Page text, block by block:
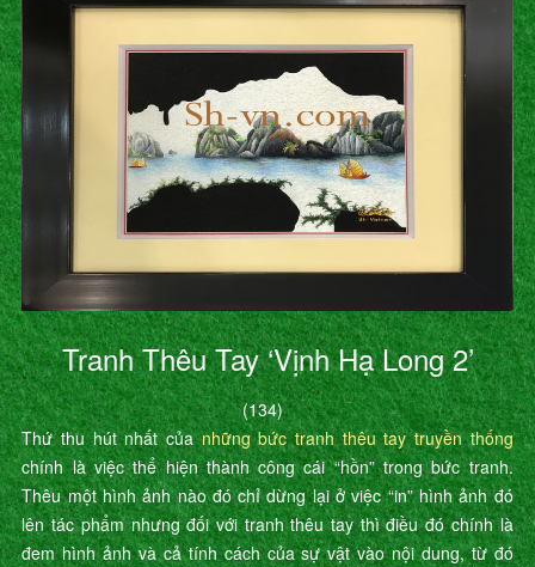
Tranh Thêu Tay ‘Vịnh Hạ Long 2’
(134)
Thứ thu hút nhất của những bức tranh thêu tay truyền thống
chính là việc thể hiện thành công cái “hồn” trong bức tranh.
Thêu một hình ảnh nào đó chỉ dừng lại ở việc “in” hình ảnh đó
lên tác phẩm nhưng đối với tranh thêu tay thì điều đó chính là
đem hình ảnh và cả tính cách của sự vật vào nội dung, từ đó